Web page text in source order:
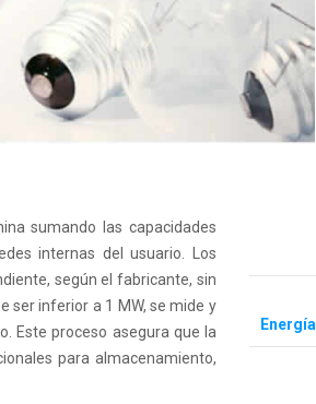
Energía
sumando las capacidades
internas del usuario. Los
según el fabricante, sin
ser inferior a 1 MW, se mide y
Este proceso asegura que la
para almacenamiento,